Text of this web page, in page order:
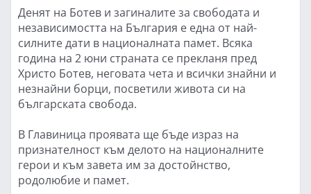
Денят на Ботев и загиналите за свободата и
независимостта на България е една от най-
силните дати в националната памет. Всяка
година на 2 юни страната се прекланя пред
Христо Ботев, неговата чета и всички знайни и
незнайни борци, посветили живота си на
българската свобода.
В Главиница проявата ще бъде израз на
признателност към делото на националните
герои и към завета им за достойнство,
родолюбие и памет.